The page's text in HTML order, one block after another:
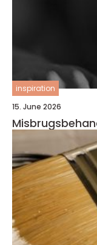
inspiration
15. June 2026